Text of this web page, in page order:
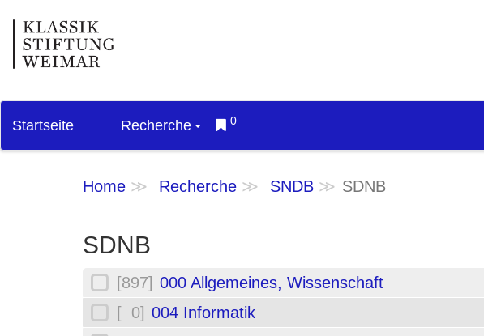
Startseite Recherche 0
Home Recherche SNDB SDNB
SDNB
[897] 000 Allgemeines, Wissenschaft
[ 0] 004 Informatik